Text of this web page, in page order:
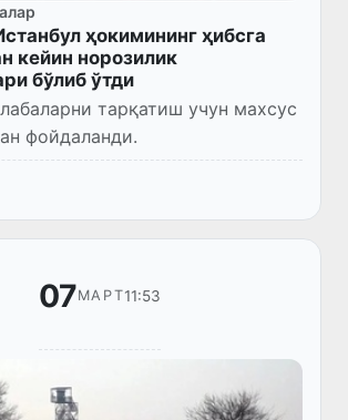
ҳокимининг ҳибсга
кейин норозилик
бўлиб ўтди
тарқатиш учун махсус
фойдаланди.
07МАРТ11:53